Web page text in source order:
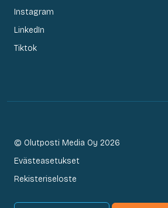
Instagram
LinkedIn
Tiktok
© Olutposti Media Oy 2026
Evästeasetukset
Rekisteriseloste